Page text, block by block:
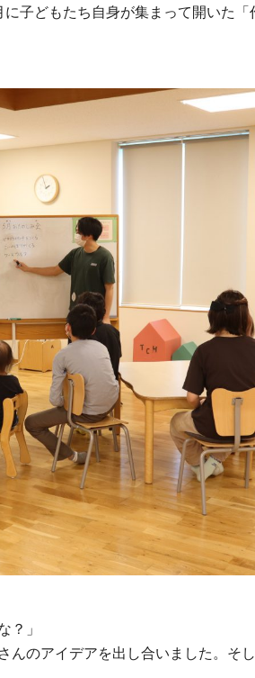
子どもたち自身が集まって開いた
？」
のアイデアを出し合いました。そ